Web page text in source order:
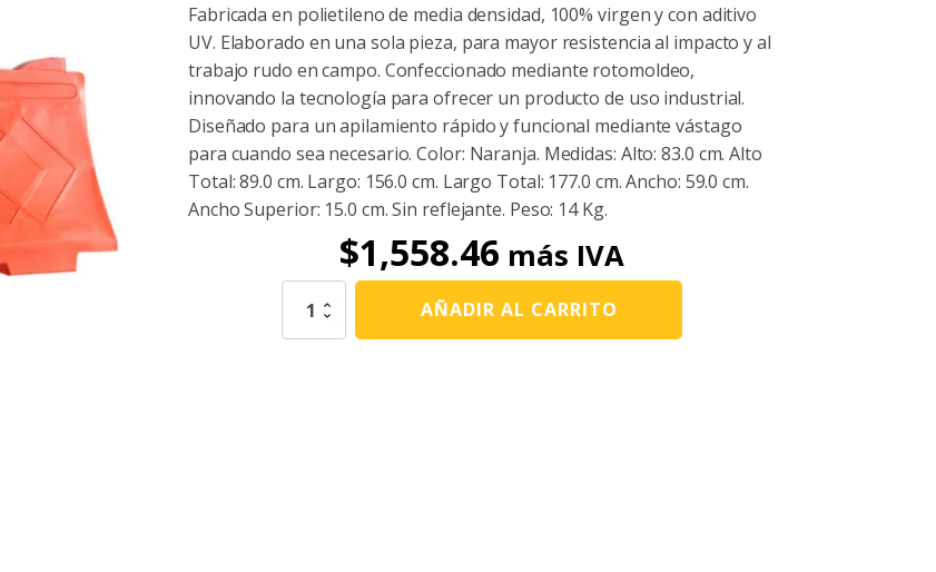
Fabricada en polietileno de media densidad, 100% virgen y con aditivo
UV. Elaborado en una sola pieza, para mayor resistencia al impacto y al
trabajo rudo en campo. Confeccionado mediante rotomoldeo,
innovando la tecnología para ofrecer un producto de uso industrial.
Diseñado para un apilamiento rápido y funcional mediante vástago
para cuando sea necesario. Color: Naranja. Medidas: Alto: 83.0 cm. Alto
Total: 89.0 cm. Largo: 156.0 cm. Largo Total: 177.0 cm. Ancho: 59.0 cm.
Ancho Superior: 15.0 cm. Sin reflejante. Peso: 14 Kg.
$1,558.46 más IVA
Barrera
Naranja
AÑADIR AL CARRITO